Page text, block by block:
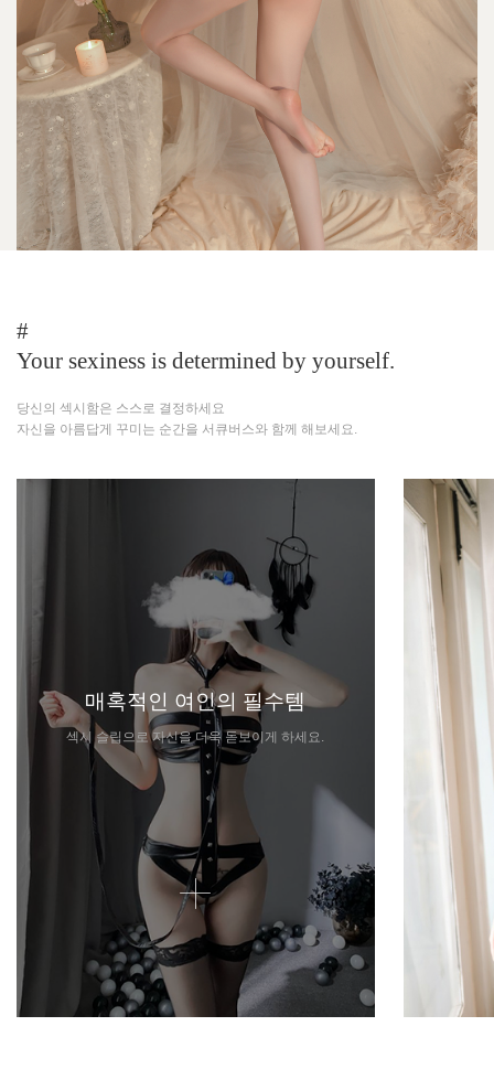
#
Your sexiness is determined by yourself.
당신의 섹시함은 스스로 결정하세요
자신을 아름답게 꾸미는 순간을 서큐버스와 함께 해보세요.
매혹적인 여인의 필수템
섹시 슬립으로 자신을 더욱 돋보이게 하세요.